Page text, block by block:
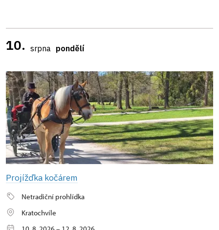
10. srpna pondělí
Projížďka kočárem
Netradiční prohlídka
Kratochvíle